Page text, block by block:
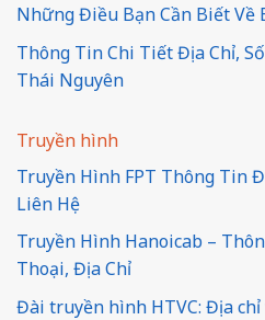
Những Điều Bạn Cần Biết
Thông Tin Chi Tiết Địa Chỉ,
Thái Nguyên
Truyền hình
Truyền Hình FPT Thông Tin
Liên Hệ
Truyền Hình Hanoicab –
Thoại, Địa Chỉ
Đài truyền hình HTVC: Địa